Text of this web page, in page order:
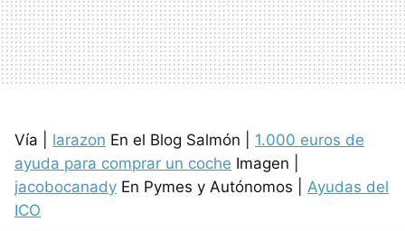
Vía | larazon En el Blog Salmón | 1.000 euros de
ayuda para comprar un coche Imagen |
jacobocanady En Pymes y Autónomos | Ayudas del
ICO